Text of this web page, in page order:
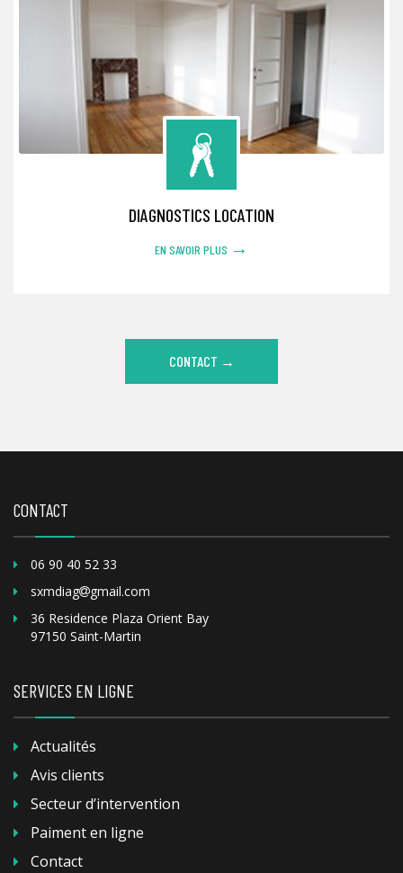
DIAGNOSTICS LOCATION
EN SAVOIR PLUS →
CONTACT →
CONTACT
06 90 40 52 33
sxmdiag
gmail.com
36 Residence Plaza Orient Bay
97150 Saint-Martin
SERVICES EN LIGNE
Actualités
Avis clients
Secteur d’intervention
Paiment en ligne
Contact